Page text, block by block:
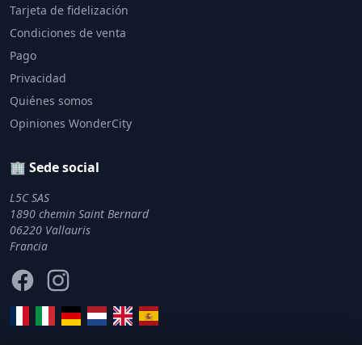
Tarjeta de fidelización
Condiciones de venta
Pago
Privacidad
Quiénes somos
Opiniones WonderCity
🏢 Sede social
L5C SAS
1890 chemin Saint Bernard
06220 Vallauris
Francia
FacebookInstagram